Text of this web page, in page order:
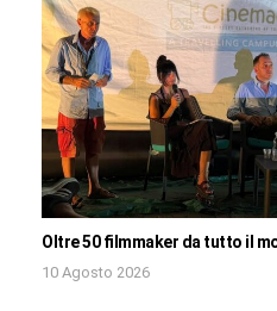
Oltre 50 filmmaker da tutto il
10 Agosto 2026